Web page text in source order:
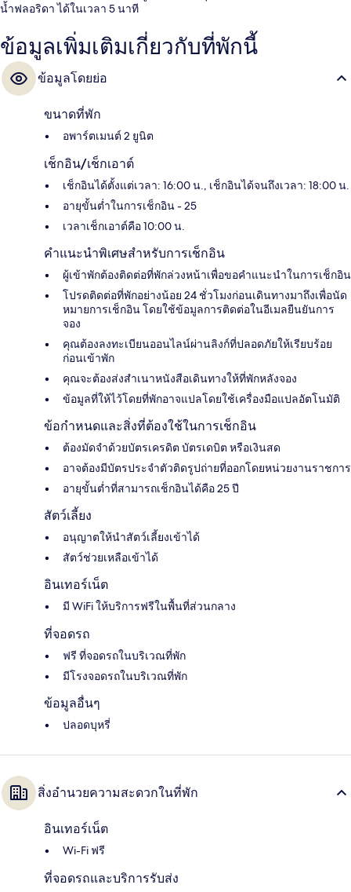
น้ำฟลอริดา ได้ในเวลา 5 นาที
ข้อมูลเพิ่มเติมเกี่ยวกับที่พักนี้
ข้อมูลโดยย่อ
ขนาดที่พัก
อพาร์ตเมนต์ 2 ยูนิต
เช็กอิน/เช็กเอาต์
เช็กอินได้ตั้งแต่เวลา: 16:00 น., เช็กอินได้จนถึงเวลา: 18:00 น.
อายุขั้นต่ำในการเช็กอิน - 25
เวลาเช็กเอาต์คือ 10:00 น.
คำแนะนำพิเศษสำหรับการเช็กอิน
ผู้เข้าพักต้องติดต่อที่พักล่วงหน้าเพื่อขอคำแนะนำในการเช็กอิน
โปรดติดต่อที่พักอย่างน้อย 24 ชั่วโมงก่อนเดินทางมาถึงเพื่อนัด
หมายการเช็กอิน โดยใช้ข้อมูลการติดต่อในอีเมลยืนยันการ
จอง
คุณต้องลงทะเบียนออนไลน์ผ่านลิงก์ที่ปลอดภัยให้เรียบร้อย
ก่อนเข้าพัก
คุณจะต้องส่งสำเนาหนังสือเดินทางให้ที่พักหลังจอง
ข้อมูลที่ให้ไว้โดยที่พักอาจแปลโดยใช้เครื่องมือแปลอัตโนมัติ
ข้อกำหนดและสิ่งที่ต้องใช้ในการเช็กอิน
ต้องมัดจำด้วยบัตรเครดิต บัตรเดบิต หรือเงินสด
อาจต้องมีบัตรประจำตัวติดรูปถ่ายที่ออกโดยหน่วยงานราชการ
อายุขั้นต่ำที่สามารถเช็กอินได้คือ 25 ปี
สัตว์เลี้ยง
อนุญาตให้นำสัตว์เลี้ยงเข้าได้
สัตว์ช่วยเหลือเข้าได้
อินเทอร์เน็ต
มี WiFi ให้บริการฟรีในพื้นที่ส่วนกลาง
ที่จอดรถ
ฟรี ที่จอดรถในบริเวณที่พัก
มีโรงจอดรถในบริเวณที่พัก
ข้อมูลอื่นๆ
ปลอดบุหรี่
สิ่งอำนวยความสะดวกในที่พัก
อินเทอร์เน็ต
Wi-Fi ฟรี
ที่จอดรถและบริการรับส่ง